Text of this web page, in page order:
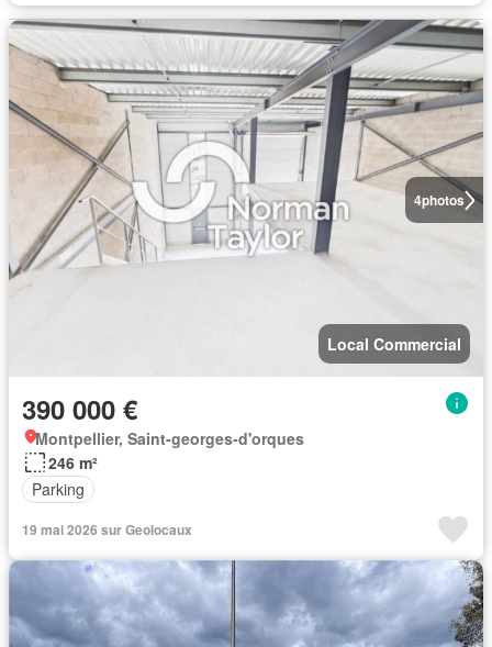
4photos
Local Commercial
390 000 €
Montpellier, Saint-georges-d'orques
246 m²
Parking
19 mai 2026 sur Geolocaux